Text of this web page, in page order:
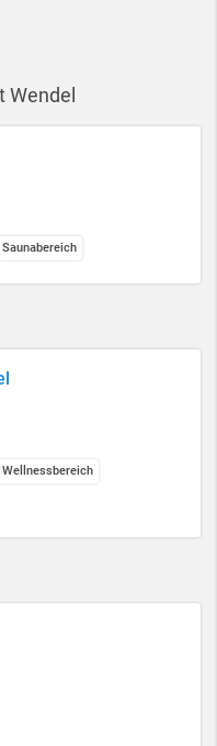
Wendel
Saunabereich
Wellnessbereich